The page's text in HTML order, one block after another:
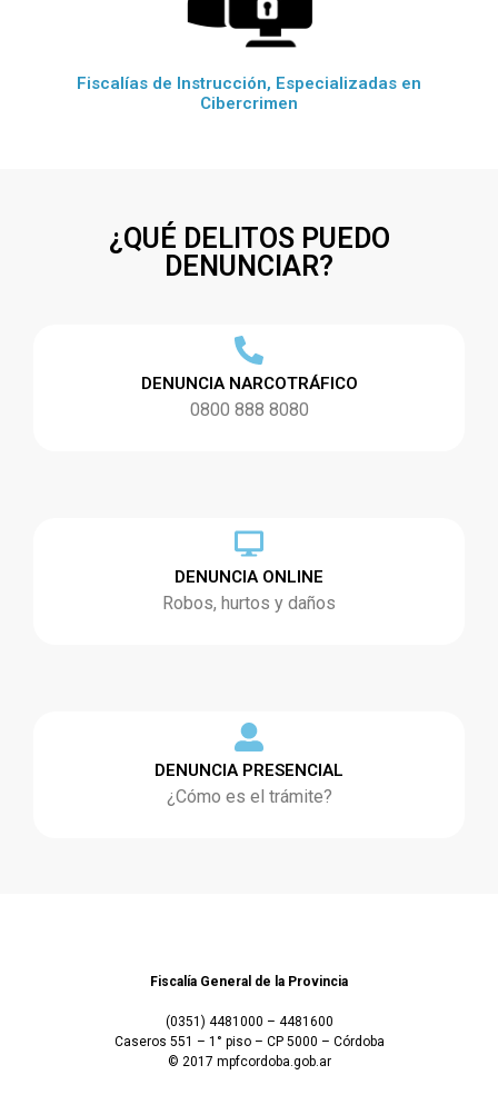
Fiscalías de Instrucción, Especializadas en
Cibercrimen
¿QUÉ DELITOS PUEDO
DENUNCIAR?
DENUNCIA NARCOTRÁFICO
0800 888 8080
DENUNCIA ONLINE
Robos, hurtos y daños
DENUNCIA PRESENCIAL
¿Cómo es el trámite?
Fiscalía General de la Provincia
(0351) 4481000 – 4481600
Caseros 551 – 1° piso – CP 5000 – Córdoba
© 2017 mpfcordoba.gob.ar